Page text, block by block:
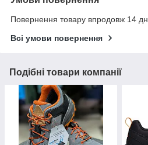
Повернення товару впродовж 14
Всі умови повернення
Подібні товари компанії